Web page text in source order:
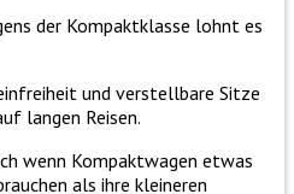
der Kompaktklasse lohnt es
und verstellbare Sitze
langen Reisen.
wenn Kompaktwagen etwas
als ihre kleineren